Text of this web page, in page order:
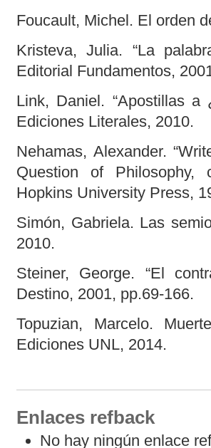
Foucault, Michel. El orden
Kristeva, Julia. “La
Editorial Fundamentos,
Link, Daniel. “Apostillas
Ediciones Literales, 2010.
Nehamas, Alexander.
Question of Philosophy,
Hopkins University Press,
Simón, Gabriela. Las
2010.
Steiner, George. “El
Destino, 2001, pp.69-166.
Topuzian, Marcelo.
Ediciones UNL, 2014.
Enlaces refback
No hay ningún enlace